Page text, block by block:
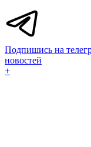
Подпишись на
новостей
+